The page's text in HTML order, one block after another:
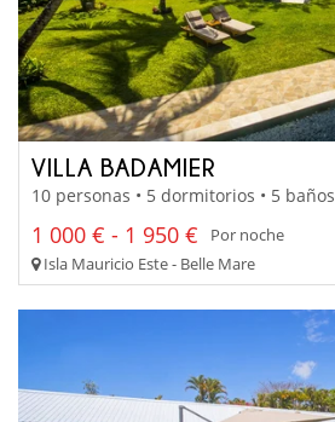
VILLA BADAMIER
10 personas • 5 dormitorios • 5 baños
1 000 € - 1 950 €
Por noche
Isla Mauricio Este - Belle Mare